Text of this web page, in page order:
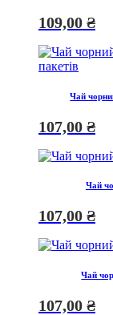
109,00 ₴
Чай
107,00 ₴
Чай
107,00 ₴
Чай
107,00 ₴